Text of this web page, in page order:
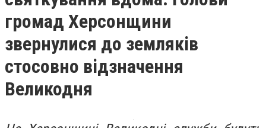
громад Херсонщини
звернулися до земляків
стосовно відзначення
Великодня